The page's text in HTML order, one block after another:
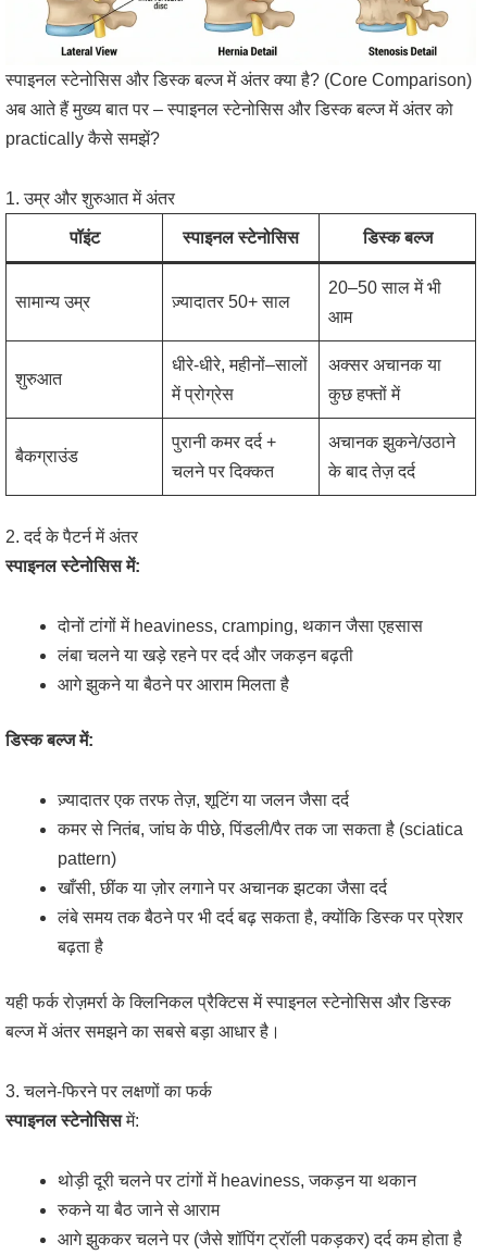
स्पाइनल स्टेनोसिस और डिस्क बल्ज में अंतर क्या है? (Core Comparison)
अब आते हैं मुख्य बात पर – स्पाइनल स्टेनोसिस और डिस्क बल्ज में अंतर को
practically कैसे समझें?
1. उम्र और शुरुआत में अंतर
पॉइंट स्पाइनल स्टेनोसिस डिस्क बल्ज
सामान्य उम्र ज़्यादातर 50+ साल
20–50 साल में भी
आम
शुरुआत
धीरे-धीरे, महीनों–सालों
में प्रोग्रेस
अक्सर अचानक या
कुछ हफ्तों में
बैकग्राउंड
पुरानी कमर दर्द +
चलने पर दिक्कत
अचानक झुकने/उठाने
के बाद तेज़ दर्द
2. दर्द के पैटर्न में अंतर
स्पाइनल स्टेनोसिस में:
दोनों टांगों में heaviness, cramping, थकान जैसा एहसास
लंबा चलने या खड़े रहने पर दर्द और जकड़न बढ़ती
आगे झुकने या बैठने पर आराम मिलता है
डिस्क बल्ज में:
ज़्यादातर एक तरफ तेज़, शूटिंग या जलन जैसा दर्द
कमर से नितंब, जांघ के पीछे, पिंडली/पैर तक जा सकता है (sciatica
pattern)
खाँसी, छींक या ज़ोर लगाने पर अचानक झटका जैसा दर्द
लंबे समय तक बैठने पर भी दर्द बढ़ सकता है, क्योंकि डिस्क पर प्रेशर
बढ़ता है
यही फर्क रोज़मर्रा के क्लिनिकल प्रैक्टिस में स्पाइनल स्टेनोसिस और डिस्क
बल्ज में अंतर समझने का सबसे बड़ा आधार है।
3. चलने-फिरने पर लक्षणों का फर्क
स्पाइनल स्टेनोसिसमें:
थोड़ी दूरी चलने पर टांगों में heaviness, जकड़न या थकान
रुकने या बैठ जाने से आराम
आगे झुककर चलने पर (जैसे शॉपिंग ट्रॉली पकड़कर) दर्द कम होता है